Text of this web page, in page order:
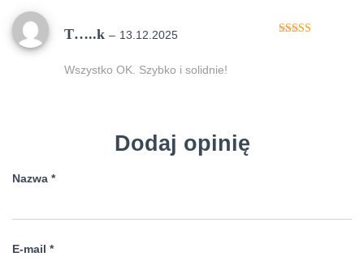
T…..k – 13.12.2025
Wszystko OK. Szybko i solidnie!
Dodaj opinię
Nazwa *
E-mail *